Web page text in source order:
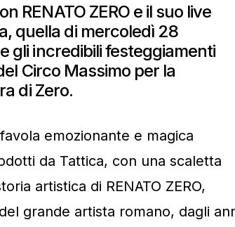
RENATO ZERO e il suo live
quella di mercoledì 28
gli incredibili festeggiamenti
Circo Massimo per la
di Zero.
emozionante e magica
da Tattica, con una scaletta
artistica di RENATO ZERO,
grande artista romano, dagli